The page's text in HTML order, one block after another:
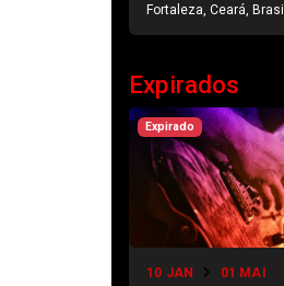
Fortaleza, Ceará, Brasil
Expirados
10 JAN 01 MAI
Expirado